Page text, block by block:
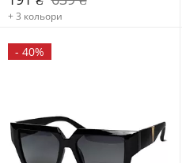
+ 3 кольори
- 40%